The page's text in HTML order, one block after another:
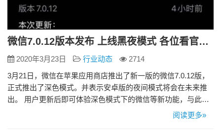
微信7.0.12版本发布 上线黑夜模式 各位看官觉得怎么样？
2020年3月23日 行业动态
2714
3月21日，微信在苹果应用商店推出了新一版的微信7.0.12版，
正式推出了深色模式。并表示安卓版的夜间模式将会在未来推
出。 用户更新后即可体验深色模式下的微信等新功能，与此同
时安卓版本也已灰度测试完毕，即将全量上线。 此前3月4日，
阅读更多»